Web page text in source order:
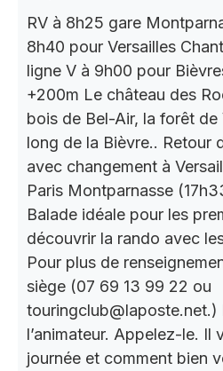
RV à 8h25 gare
8h40 pour Versailles
ligne V à 9h00 pour
+200m Le château des
bois de Bel-Air, la forêt de
long de la Bièvre.. Retour
avec changement à
Paris Montparnasse
Balade idéale pour les
découvrir la rando avec
Pour plus de
siège (07 69 13 99 22 ou
l’animateur. Appelez-le. Il
journée et comment bien